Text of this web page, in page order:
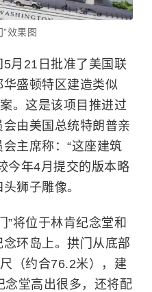
效果图
月21日批准了美国联
盛顿特区建造类似
。这是该项目推进过
由美国总统特朗普亲
主席称：“这座建筑
今年4月提交的版本略
狮子雕像。
”将位于林肯纪念堂和
环岛上。拱门从底部
（约合76.2米），建
念堂高出很多，还将配